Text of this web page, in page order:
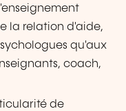
la relation d'aide,
qu'aux
coach,
de